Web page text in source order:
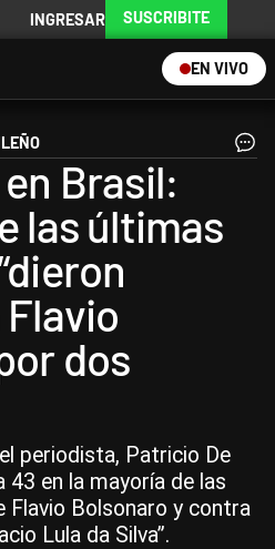
INGRESAR SUSCRIBITE
EN VIVO
Brasil:
las últimas
dos
periodista, Patricio De
43 en la mayoría de las
Flavio Bolsonaro y contra
Lula da Silva”.